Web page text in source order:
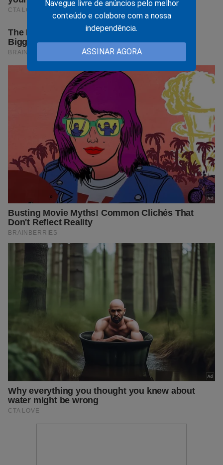
Navegue livre de anúncios pelo melhor
conteúdo e colabore com a nossa
independência.
ASSINAR AGORA